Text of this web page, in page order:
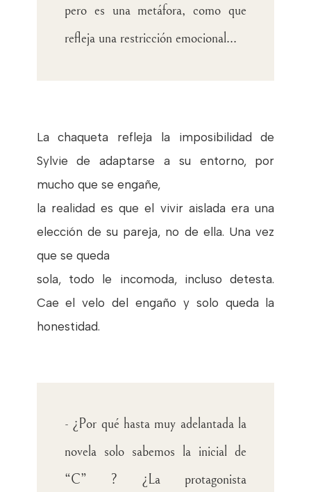
pero es una metáfora, como que
refleja una restricción emocional...
La chaqueta refleja la imposibilidad de
Sylvie de adaptarse a su entorno, por
mucho que se engañe,
la realidad es que el vivir aislada era una
elección de su pareja, no de ella. Una vez
que se queda
sola, todo le incomoda, incluso detesta.
Cae el velo del engaño y solo queda la
honestidad.
- ¿Por qué hasta muy adelantada la
novela solo sabemos la inicial de
“C” ? ¿La protagonista